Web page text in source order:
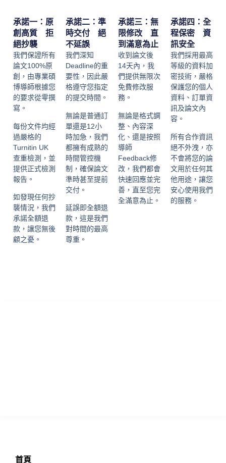
承諾一：原
創高質 拒
絕抄襲
我們保證所有
論文100%原
創，由專業碩
博導師根據您
的要求從零撰
寫。
每份文件均經
過嚴格的
Turnitin UK
查重檢測，並
提供正式檢測
報告。
如發現任何抄
襲情況，我們
承諾全額退
款，讓您無後
顧之憂。
承諾二：準
時交付 絕
不延誤
我們深知
Deadline的重
要性，因此嚴
格遵守您指定
的提交時間。
無論是普通訂
單還是12小
時加急，我們
都擁有成熟的
時間管控機
制，確保論文
準時甚至提前
交付。
延誤即全額退
款，這是我們
對時間的最高
尊重。
承諾三：無
限修改 直
到滿意為止
收到論文後
14天內，我
們提供無限次
免費修改服
務。
無論是格式調
整、內容深
化、還是按照
導師
Feedback修
改，我們都會
快速回應並完
善，直至您完
全滿意為止。
承諾四：全
程保密 資
訊安全
我們採用最高
等級的資料加
密技術，嚴格
保護您的個人
資料、訂單資
訊及論文內
容。
所有合作資訊
絕不外洩，亦
不會將您的論
文用於任何其
他用途，讓您
安心使用我們
的服務。
首頁